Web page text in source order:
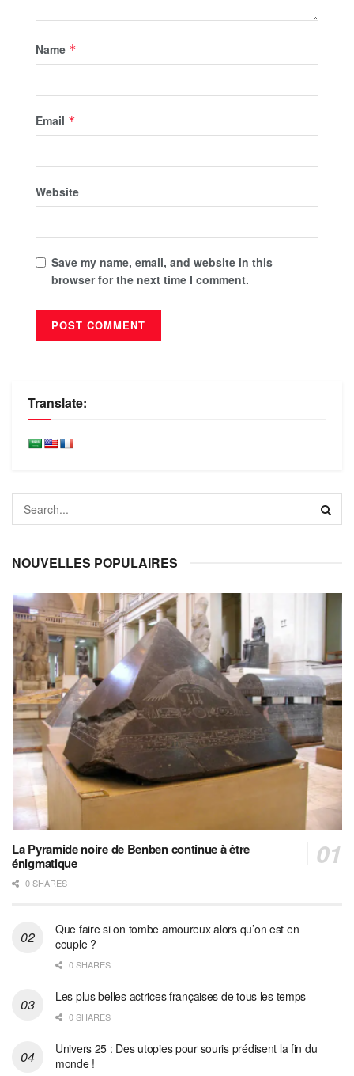
Name *
Email *
Website
Save my name, email, and website in this
browser for the next time I comment.
Translate:
NOUVELLES POPULAIRES
La Pyramide noire de Benben continue à être
énigmatique
0 SHARES
Que faire si on tombe amoureux alors qu’on est en
couple ?
0 SHARES
Les plus belles actrices françaises de tous les temps
0 SHARES
Univers 25 : Des utopies pour souris prédisent la fin du
monde !